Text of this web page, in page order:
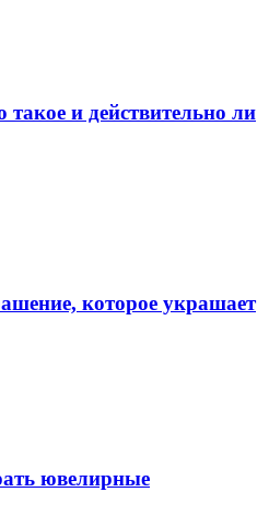
и действительно ли
которое украшает
ювелирные